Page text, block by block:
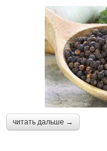
читать дальше →